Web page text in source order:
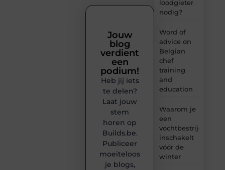
loodgieter
nodig?
Word of
advice on
Belgian
chef
training
and
education
Waarom je
een
inschakelt
vóór de
winter
Jouw
blog
verdient
een
podium!
Heb jij iets
te delen?
Laat jouw
stem
horen op
Builds.be.
Publiceer
moeiteloos
je blogs,